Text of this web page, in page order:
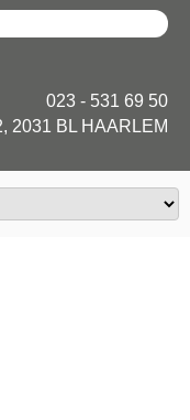
023 - 531 69 50
2031 BL HAARLEM